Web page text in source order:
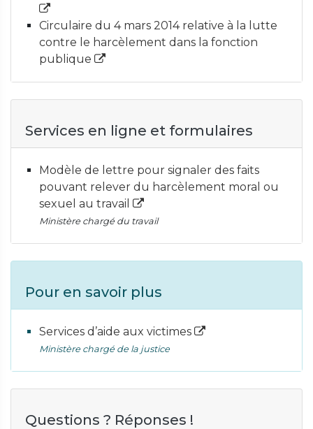
Circulaire du 4 mars 2014 relative à la lutte
contre le harcèlement dans la fonction
publique
Services en ligne et formulaires
Modèle de lettre pour signaler des faits
pouvant relever du harcèlement moral ou
sexuel au travail
Ministère chargé du travail
Pour en savoir plus
Services d’aide aux victimes
Ministère chargé de la justice
Questions ? Réponses !